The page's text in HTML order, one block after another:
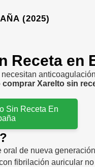
(2025)
Receta en
comprar Xarelto sin
Sin Receta En
de nueva
fibrilación auricular